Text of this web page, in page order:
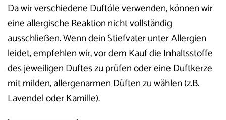
Da wir verschiedene Duftöle verwenden, können wir
eine allergische Reaktion nicht vollständig
ausschließen. Wenn dein Stiefvater unter Allergien
leidet, empfehlen wir, vor dem Kauf die Inhaltsstoffe
des jeweiligen Duftes zu prüfen oder eine Duftkerze
mit milden, allergenarmen Düften zu wählen (z.B.
Lavendel oder Kamille).